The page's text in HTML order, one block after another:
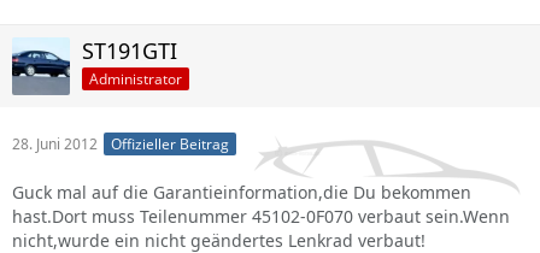
ST191GTI
Administrator
28. Juni 2012 Offizieller Beitrag
Guck mal auf die Garantieinformation,die Du bekommen
hast.Dort muss Teilenummer 45102-0F070 verbaut sein.Wenn
nicht,wurde ein nicht geändertes Lenkrad verbaut!